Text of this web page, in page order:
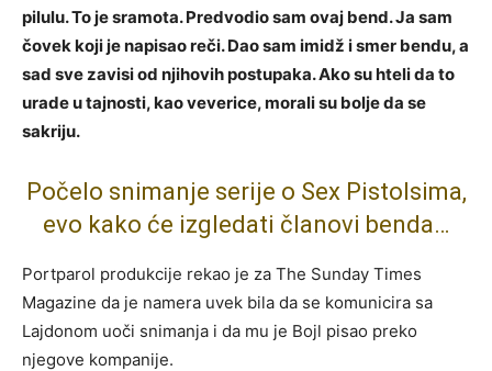
pilulu. To je sramota. Predvodio sam ovaj bend. Ja sam
čovek koji je napisao reči. Dao sam imidž i smer bendu, a
sad sve zavisi od njihovih postupaka. Ako su hteli da to
urade u tajnosti, kao veverice, morali su bolje da se
sakriju.
Počelo snimanje serije o Sex Pistolsima,
evo kako će izgledati članovi benda…
Portparol produkcije rekao je za The Sunday Times
Magazine da je namera uvek bila da se komunicira sa
Lajdonom uoči snimanja i da mu je Bojl pisao preko
njegove kompanije.